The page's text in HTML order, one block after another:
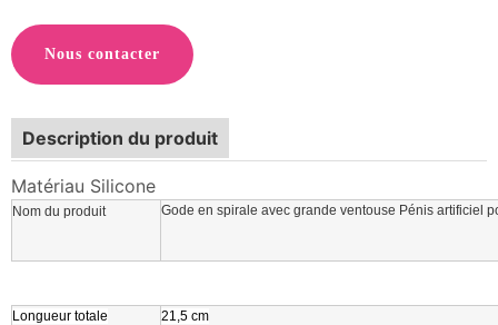
Nous contacter
Description du produit
Matériau Silicone
Nom du produit Gode en spirale avec grande ventouse Pénis artificiel
Longueur totale 21,5 cm